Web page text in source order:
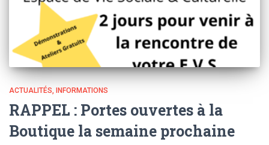
ACTUALITÉS INFORMATIONS
RAPPEL : Portes ouvertes à la
Boutique la semaine prochaine